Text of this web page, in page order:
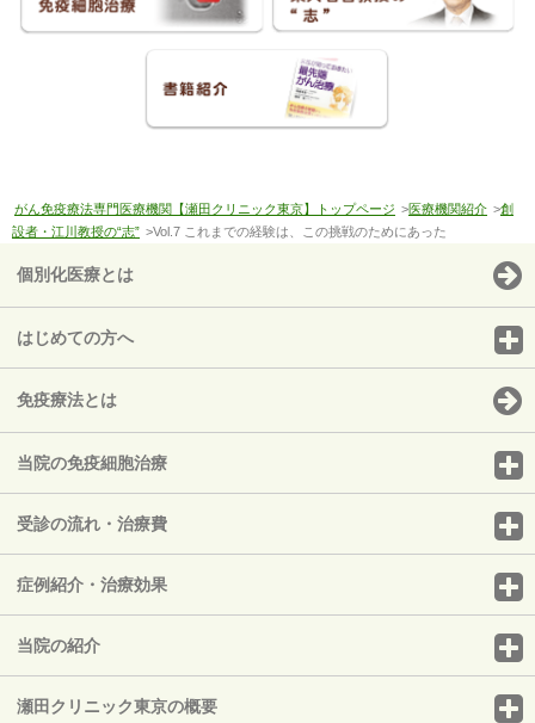
がん免疫療法専門医療機関【瀬田クリニック東京】トップページ >医療機関紹介 >創
設者・江川教授の“志” >Vol.7 これまでの経験は、この挑戦のためにあった
個別化医療とは
はじめての方へ
免疫療法とは
当院の免疫細胞治療
受診の流れ・治療費
症例紹介・治療効果
当院の紹介
瀬田クリニック東京の概要